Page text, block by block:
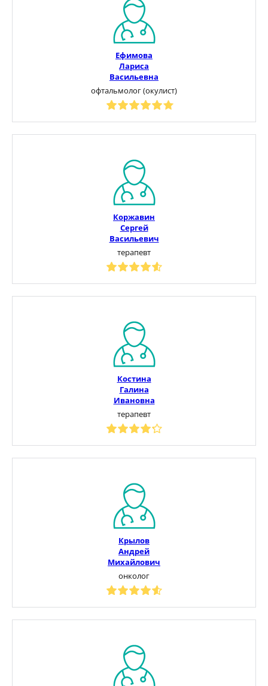
Ефимова
Лариса
Васильевна
офтальмолог (окулист)
Коржавин
Сергей
Васильевич
терапевт
Костина
Галина
Ивановна
терапевт
Крылов
Андрей
Михайлович
онколог